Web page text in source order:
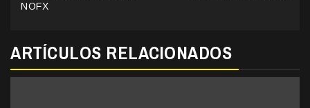
NOFX
ARTÍCULOS RELACIONADOS